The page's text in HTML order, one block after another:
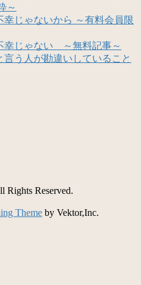
～
じゃないから ～有料会員限
幸じゃない ～無料記事～
う人が勘違いしていること
Rights Reserved.
Theme by Vektor,Inc.